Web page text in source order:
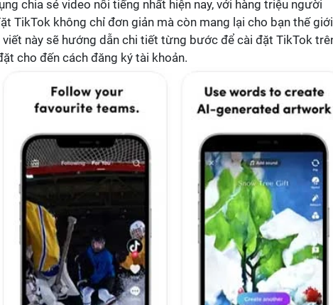
chia sẻ video nổi tiếng nhất hiện nay, với hàng triệu người
TikTok không chỉ đơn giản mà còn mang lại cho bạn thế giới
này sẽ hướng dẫn chi tiết từng bước để cài đặt TikTok
cho đến cách đăng ký tài khoản.